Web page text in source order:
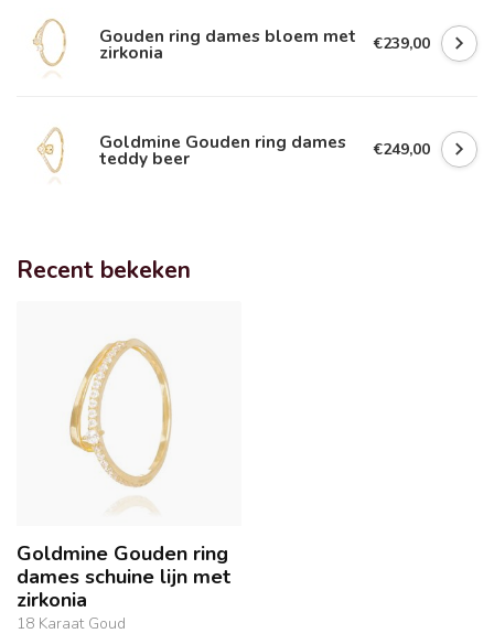
Gouden ring dames bloem met
zirkonia €239,00
Goldmine Gouden ring dames
teddy beer €249,00
Recent bekeken
Goldmine Gouden ring
dames schuine lijn met
zirkonia
18 Karaat Goud